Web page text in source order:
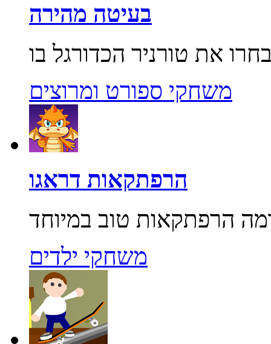
בעיטה מהירה
משחקי ספורט ומרוצים
הרפתקאות דראגו
משחקי ילדים